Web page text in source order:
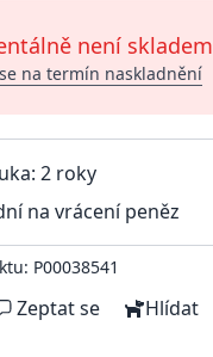
není skladem
na termín naskladnění
2 roky
na vrácení peněz
P00038541
Zeptat se Hlídat